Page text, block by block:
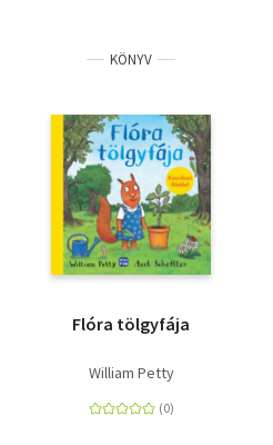
KÖNYV
Flóra tölgyfája
William Petty